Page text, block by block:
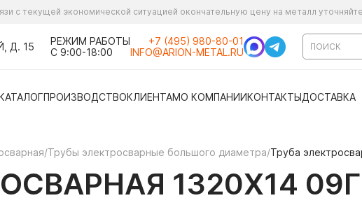
с текущей экономической ситуацией окончательную цену на металл
Д. 15
РЕЖИМ РАБОТЫ
С 9:00-18:00
+7 (495) 980-80-01
INFO@ARION-METAL.RU
ПРОИЗВОДСТВОКЛИЕНТАМО КОМПАНИИКОНТАКТЫДОСТАВКА
/Трубы электросварные большого диаметра/Труба
1320Х14